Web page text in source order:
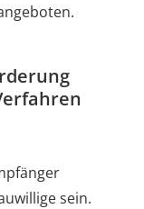
sein.